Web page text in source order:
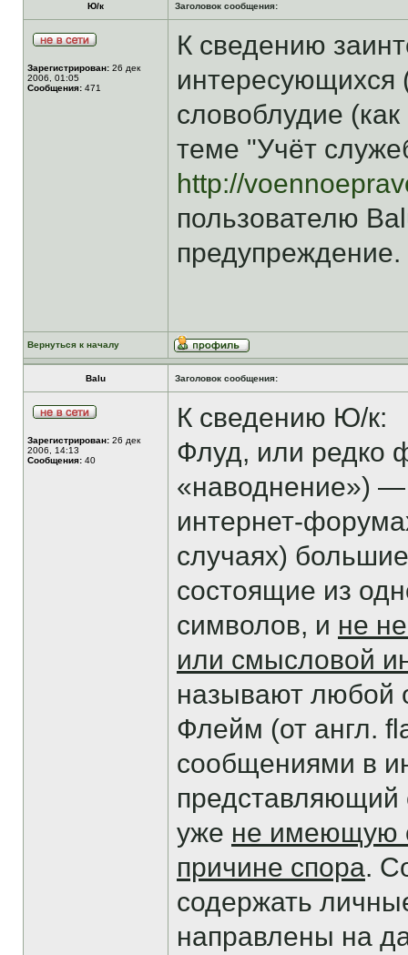
Ю/к Заголовок сообщения:
Зарегистрирован: 26 дек
2006, 01:05
Сообщения: 471
К сведению
интересующихся
словоблудие
теме "Учёт
http://
пользователю
предупреждение.
Вернуться к началу
Balu Заголовок сообщения:
Зарегистрирован: 26 дек
2006, 14:13
Сообщения: 40
К сведению Ю/к:
Флуд, или редко
«наводнение») —
интернет-
случаях)
состоящие из
символов, и не
или смысловой
называют любой
Флейм (от англ.
сообщениями в
представляющий
уже не имеющую
причине спора.
содержать
направлены на